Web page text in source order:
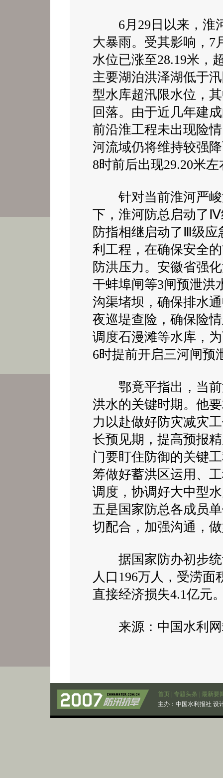
6月29日以来，淮
大暴雨。受其影响，7
水位已涨至28.19米，
主要湖泊洪泽湖低于
型水库超汛限水位，
回落。由于近几年建
前沿淮工程未出现险
河流域仍将维持较强
8时前后出现29.20米
针对当前淮河严峻
下，淮河防总启动了
防指相继启动了Ⅲ级
利工程，在确保安全
防洪压力。安徽省强
干蚌埠闸等3闸预泄洪
沟渠堵坝，确保排水
夜巡堤查险，确保险
调度石漫滩等水库，
6时提前开启三河闸预
鄂竟平指出，当前
洪水的关键时期。他
力以赴做好防灾减灾
长预见期，提高预报
门要盯住防御的关键
筹做好蓄洪区运用、
调度，协调好大中型
五是国家防总各成员
切配合，加强沟通，
据国家防办初步统
人口196万人，受涝面
直接经济损失4.1亿元
来源：中国水利
首页 专题头条
最新要
主办： 中国水利报社 设